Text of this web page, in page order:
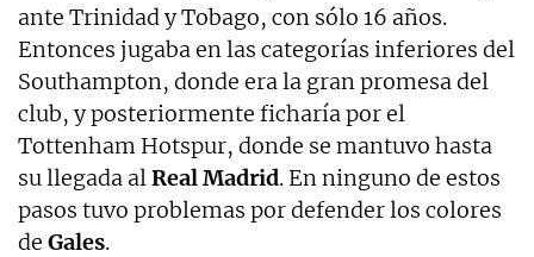
ante Trinidad y Tobago, con sólo 16 años.
Entonces jugaba en las categorías inferiores del
Southampton, donde era la gran promesa del
club, y posteriormente ficharía por el
Tottenham Hotspur, donde se mantuvo hasta
su llegada alReal Madrid. En ninguno de estos
pasos tuvo problemas por defender los colores
de Gales.